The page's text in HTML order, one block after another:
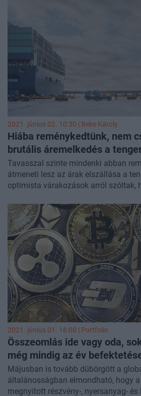
tőzsdén lévőket is megmozgatta, de
érkeztek, világszerte szép számú új
számoltak be a befektetési
tehát kifejezetten jó év volt a tavalyi,
szolgáltatók számain is meglátszik,
2021. június 02. 10:30 | Beke Károly
Hiába reménykedtünk, nem
brutális áremelkedés a
Tavasszal szinte mindenki abban
átmeneti lesz az árak elszállása a
optimista várakozások arról szóltak,
sokkal hosszabb lesz a konténeres
utóbbi egy hónapban újabb 20
az árakban.
2021. június 01. 16:00 | Portfolio
Összeomlás ide vagy oda,
még mindig az év
Májusban is tovább dübörgött a
általánosságban elmondható, hogy
megnyitott részvény-, nyersanyag-